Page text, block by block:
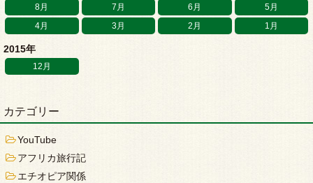
8月
7月 6月
5月
4月
3月 2月 1月
2015年
12月
カテゴリー
YouTube
アフリカ旅行記
エチオピア関係